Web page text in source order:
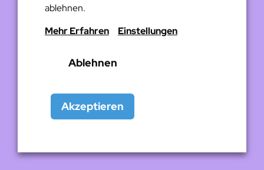
ablehnen.
Mehr Erfahren
Einstellungen
Ablehnen
Akzeptieren